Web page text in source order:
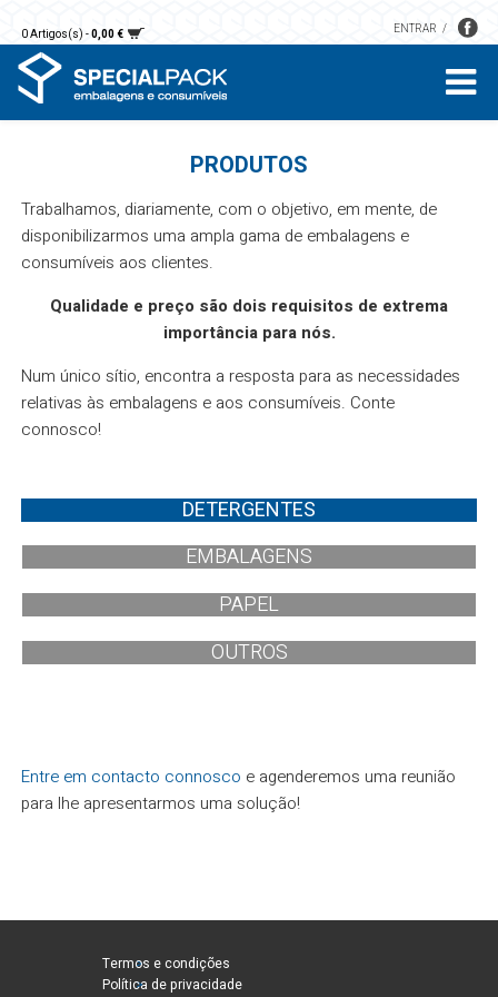
0 Artigos(s) -0,00 € ENTRAR
PRODUTOS
Trabalhamos, diariamente, com o objetivo, em mente, de
disponibilizarmos uma ampla gama de embalagens e
consumíveis aos clientes.
Qualidade e preço são dois requisitos de extrema
importância para nós.
Num único sítio, encontra a resposta para as necessidades
relativas às embalagens e aos consumíveis. Conte
connosco!
DETERGENTES
EMBALAGENS
PAPEL
OUTROS
Entre em contacto connosco e agenderemos uma reunião
para lhe apresentarmos uma solução!
Termos e condições
Política de privacidade